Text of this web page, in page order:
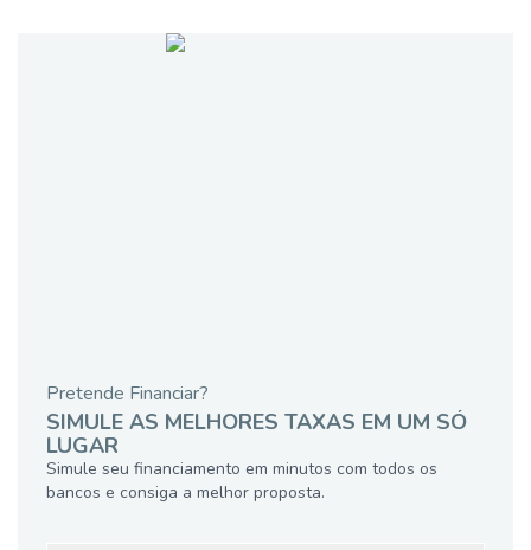
Pretende Financiar?
SIMULE AS MELHORES TAXAS EM UM SÓ
LUGAR
Simule seu financiamento em minutos com todos os
bancos e consiga a melhor proposta.